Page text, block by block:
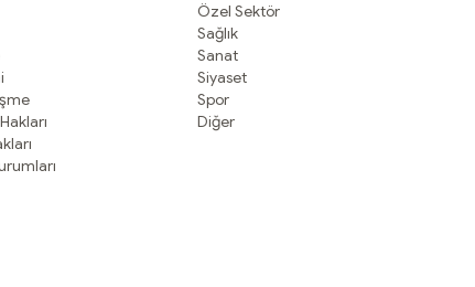
Özel Sektör
Sağlık
Sanat
Siyaset
Spor
Diğer